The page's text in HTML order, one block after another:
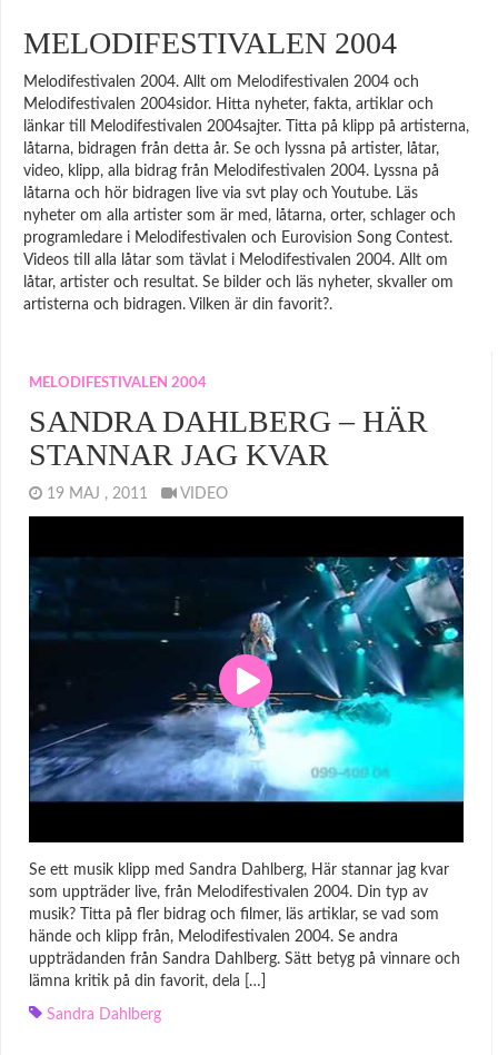
MELODIFESTIVALEN 2004
Melodifestivalen 2004. Allt om Melodifestivalen 2004 och
Melodifestivalen 2004sidor. Hitta nyheter, fakta, artiklar och
länkar till Melodifestivalen 2004sajter. Titta på klipp på artisterna,
låtarna, bidragen från detta år. Se och lyssna på artister, låtar,
video, klipp, alla bidrag från Melodifestivalen 2004. Lyssna på
låtarna och hör bidragen live via svt play och Youtube. Läs
nyheter om alla artister som är med, låtarna, orter, schlager och
programledare i Melodifestivalen och Eurovision Song Contest.
Videos till alla låtar som tävlat i Melodifestivalen 2004. Allt om
låtar, artister och resultat. Se bilder och läs nyheter, skvaller om
artisterna och bidragen. Vilken är din favorit?.
MELODIFESTIVALEN 2004
SANDRA DAHLBERG – HÄR
STANNAR JAG KVAR
19 MAJ , 2011 VIDEO
Se ett musik klipp med Sandra Dahlberg, Här stannar jag kvar
som uppträder live, från Melodifestivalen 2004. Din typ av
musik? Titta på fler bidrag och filmer, läs artiklar, se vad som
hände och klipp från, Melodifestivalen 2004. Se andra
uppträdanden från Sandra Dahlberg. Sätt betyg på vinnare och
lämna kritik på din favorit, dela […]
Sandra Dahlberg